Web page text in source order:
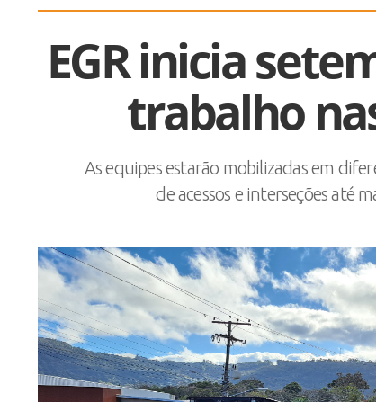
EGR inicia
trabalho
As equipes estarão mobilizadas em
de acessos e interseções até